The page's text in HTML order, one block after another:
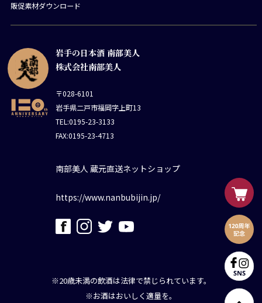
岩手の日本酒 南部美人
株式会社南部美人
〒028-6101
岩手県二戸市福岡字上町13
TEL:0195-23-3133
FAX:0195-23-4713
南部美人 蔵元直送ネットショップ
https://www.nanbubijin.jp/
販促素材ダウンロード
※20歳未満の飲酒は法律で禁じられています。
※お酒はおいしく適量を。